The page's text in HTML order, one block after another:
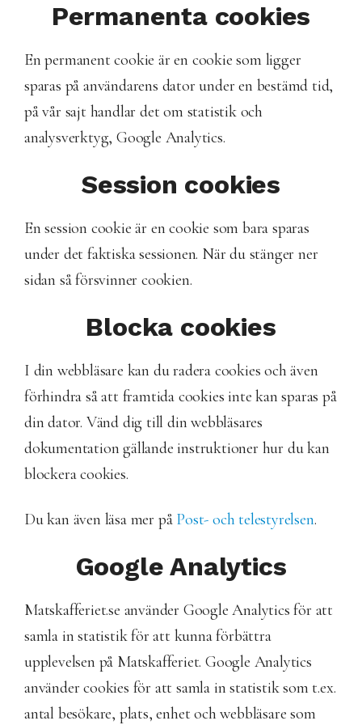
Permanenta cookies
En permanent cookie är en cookie som ligger
sparas på användarens dator under en bestämd tid,
på vår sajt handlar det om statistik och
analysverktyg, Google Analytics.
Session cookies
En session cookie är en cookie som bara sparas
under det faktiska sessionen. När du stänger ner
sidan så försvinner cookien.
Blocka cookies
I din webbläsare kan du radera cookies och även
förhindra så att framtida cookies inte kan sparas på
din dator. Vänd dig till din webbläsares
dokumentation gällande instruktioner hur du kan
blockera cookies.
Du kan även läsa mer på Post- och telestyrelsen.
Google Analytics
Matskafferiet.se använder Google Analytics för att
samla in statistik för att kunna förbättra
upplevelsen på Matskafferiet. Google Analytics
använder cookies för att samla in statistik som t.ex.
antal besökare, plats, enhet och webbläsare som